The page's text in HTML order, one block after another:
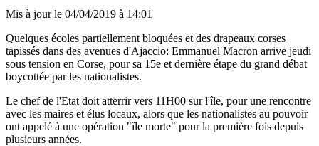
Mis à jour le 04/04/2019 à 14:01
Quelques écoles partiellement bloquées et des drapeaux corses
tapissés dans des avenues d'Ajaccio: Emmanuel Macron arrive jeudi
sous tension en Corse, pour sa 15e et dernière étape du grand débat
boycottée par les nationalistes.
Le chef de l'Etat doit atterrir vers 11H00 sur l'île, pour une rencontre
avec les maires et élus locaux, alors que les nationalistes au pouvoir
ont appelé à une opération "île morte" pour la première fois depuis
plusieurs années.